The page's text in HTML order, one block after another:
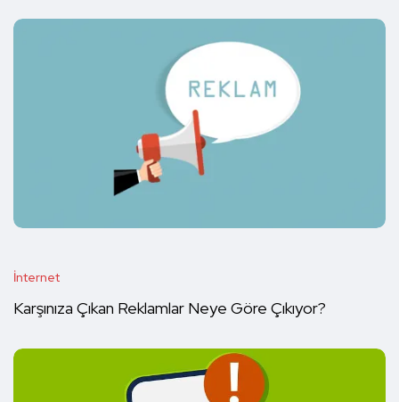
İnternet
Karşınıza Çıkan Reklamlar Neye Göre Çıkıyor?